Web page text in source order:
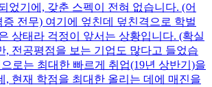
었기에, 갖춘 스펙이 전혀 없습니다. (어
증 전무) 여기에 엎친데 덮친격으로 학벌
상태라 걱정이 앞서는 상황입니다. (확실
, 전공평점을 보는 기업도 많다고 들었습
로는 최대한 빠르게 취업(19년 상반기)을
, 현재 학점을 최대한 올리는 데에 매진을